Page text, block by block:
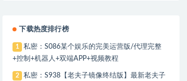
下载热度排行榜
1
私密：S086某个娱乐的完美运营版/代理完整
+控制+机器人+双端APP+视频教程
2 私密：S938【老夫子镜像终结版】最新老夫子